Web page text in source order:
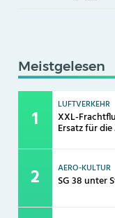
Meistgelesen
LUFTVERKEHR
XXL-
Ersatz für
AERO-KULTUR
SG 38 unter